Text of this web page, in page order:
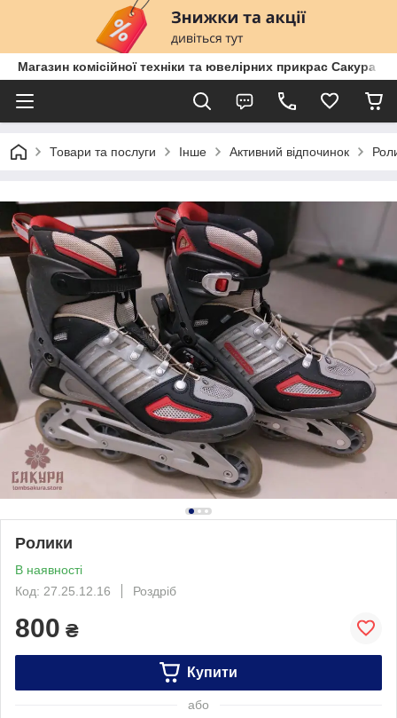
Магазин комісійної техніки та ювелірних прикрас Сакура
Товари та послуги Інше Активний відпочинок
Ролики
В наявності
Код: 27.25.12.16
Роздріб
800 ₴
Купити
або